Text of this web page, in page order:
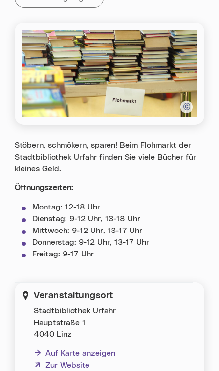
Stöbern, schmökern, sparen! Beim Flohmarkt der
Stadtbibliothek Urfahr finden Sie viele Bücher für
kleines Geld.
Öffnungszeiten:
Montag: 12-18 Uhr
Dienstag; 9-12 Uhr, 13-18 Uhr
Mittwoch: 9-12 Uhr, 13-17 Uhr
Donnerstag: 9-12 Uhr, 13-17 Uhr
Freitag: 9-17 Uhr
Veranstaltungsort
Stadtbibliothek Urfahr
Hauptstraße 1
4040 Linz
Auf Karte anzeigen
Zur Website
(neues Fenster)